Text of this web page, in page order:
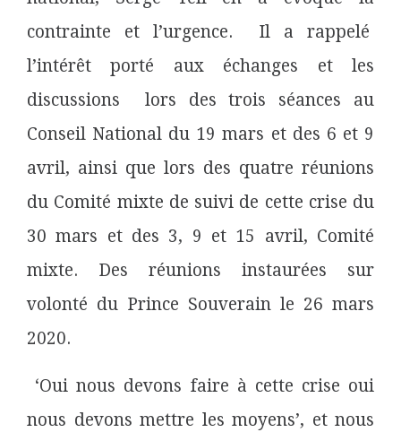
contrainte et l’urgence.
Il a rappelé
l’intérêt porté aux échanges et les
discussions
lors des trois séances au
Conseil National du 19 mars et des 6 et 9
avril, ainsi que lors des quatre réunions
du Comité mixte de suivi de cette crise du
30 mars et des 3, 9 et 15 avril, Comité
mixte. Des réunions instaurées sur
volonté du Prince Souverain le 26 mars
2020.
‘Oui nous devons faire à cette crise oui
nous devons mettre les moyens’, et nous